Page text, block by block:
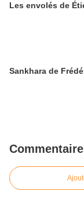
Les envolés de
Sankhara de